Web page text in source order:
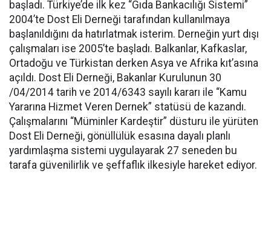
başladı. Türkiye’de ilk kez “Gıda Bankacılığı Sistemi”
2004’te Dost Eli Derneği tarafından kullanılmaya
başlanıldığını da hatırlatmak isterim. Derneğin yurt dışı
çalışmaları ise 2005’te başladı. Balkanlar, Kafkaslar,
Ortadoğu ve Türkistan derken Asya ve Afrika kıt’asına
açıldı. Dost Eli Derneği, Bakanlar Kurulunun 30
/04/2014 tarih ve 2014/6343 sayılı kararı ile “Kamu
Yararına Hizmet Veren Dernek” statüsü de kazandı.
Çalışmalarını “Müminler Kardeştir” düsturu ile yürüten
Dost Eli Derneği, gönüllülük esasına dayalı planlı
yardımlaşma sistemi uygulayarak 27 seneden bu
tarafa güvenilirlik ve şeffaflık ilkesiyle hareket ediyor.